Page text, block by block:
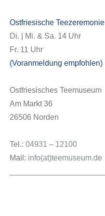
Ostfriesische Teezeremonie
Di. | Mi. & Sa. 14 Uhr
Fr. 11 Uhr
(Voranmeldung empfohlen)
Ostfriesisches Teemuseum
Am Markt 36
26506 Norden
Tel.: 04931 – 12100
Mail: info(at)teemuseum.de